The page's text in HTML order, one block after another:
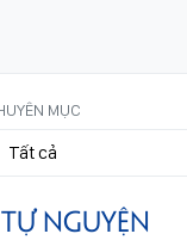
MỤC
NGUYỆN